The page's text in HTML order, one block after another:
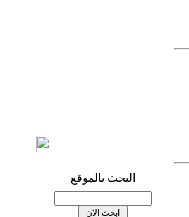
البحث بالموقع